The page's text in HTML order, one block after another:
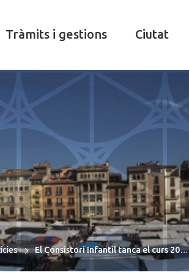
Tràmits i gestions Ciutat
El Consistori Infantil tanca el curs 20…